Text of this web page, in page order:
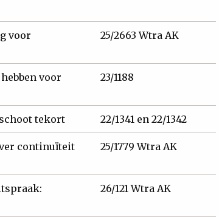
voor
25/2663 Wtra AK
voor
23/1188
tekort 22/1341 en 22/1342
continuïteit
25/1779 Wtra AK
26/121 Wtra AK